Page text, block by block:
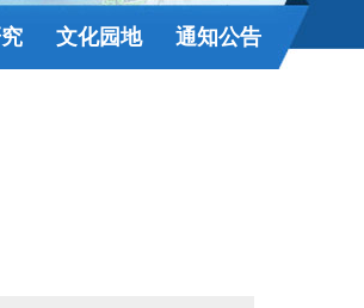
文化园地 通知公告